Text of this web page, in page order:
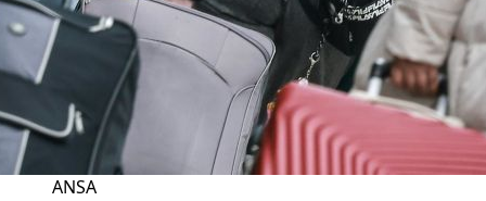
ANSA